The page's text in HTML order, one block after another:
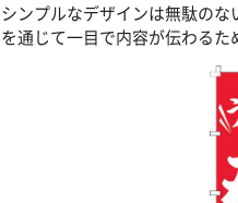
シンプルなデザインは無駄の
を通じて一目で内容が伝わるた